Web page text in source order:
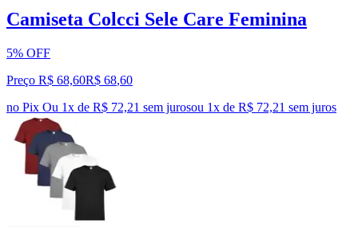
Camiseta Colcci Sele Care Feminina
5% OFF
Preço R$ 68,60R$ 68,60
no Pix Ou 1x de R$ 72,21 sem jurosou 1x de R$ 72,21 sem juros